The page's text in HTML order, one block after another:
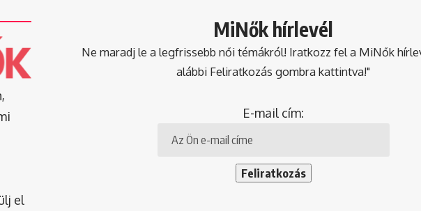
el
MiNők hírlevél
Ne maradj le a legfrissebb női témákról! Iratkozz fel a MiNők
alábbi Feliratkozás gombra kattintva!"
E-mail cím: